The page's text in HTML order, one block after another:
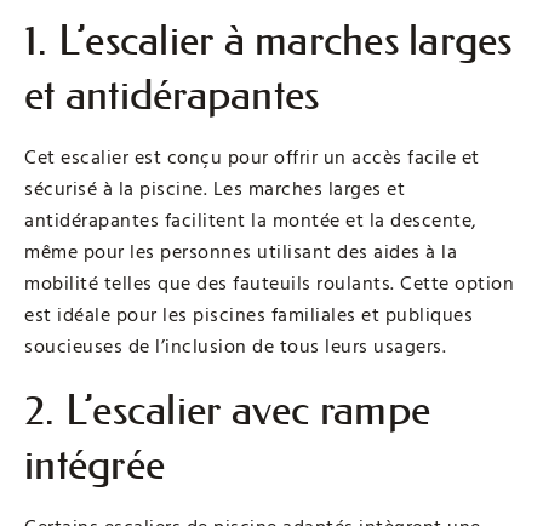
1. L’escalier à marches larges
et antidérapantes
Cet escalier est conçu pour offrir un accès facile et
sécurisé à la piscine. Les marches larges et
antidérapantes facilitent la montée et la descente,
même pour les personnes utilisant des aides à la
mobilité telles que des fauteuils roulants. Cette option
est idéale pour les piscines familiales et publiques
soucieuses de l’inclusion de tous leurs usagers.
2. L’escalier avec rampe
intégrée